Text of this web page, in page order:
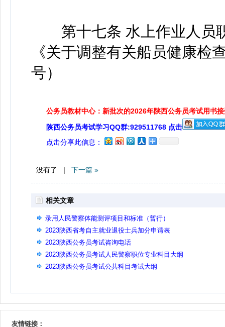
第十七条 水上作业人员
《关于调整有关船员健康检
号）
公务员教材中心：新批次的2026年陕西公务员考试用书
陕西公务员考试学习QQ群:929511768 点击
点击分享此信息：
没有了 | 下一篇 »
相关文章
录用人民警察体能测评项目和标准（暂行）
2023陕西省考自主就业退役士兵加分申请表
2023陕西公务员考试咨询电话
2023陕西公务员考试人民警察职位专业科目大纲
2023陕西公务员考试公共科目考试大纲
友情链接：